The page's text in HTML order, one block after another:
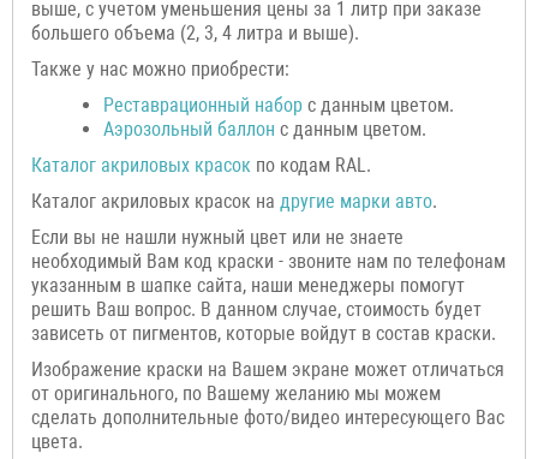
выше, с учетом уменьшения цены за 1 литр при заказе
большего объема (2, 3, 4 литра и выше).
Также у нас можно приобрести:
Реставрационный набор с данным цветом.
Аэрозольный баллон с данным цветом.
Каталог акриловых красок по кодам RAL.
Каталог акриловых красок на другие марки авто.
Если вы не нашли нужный цвет или не знаете
необходимый Вам код краски - звоните нам по телефонам
указанным в шапке сайта, наши менеджеры помогут
решить Ваш вопрос. В данном случае, стоимость будет
зависеть от пигментов, которые войдут в состав краски.
Изображение краски на Вашем экране может отличаться
от оригинального, по Вашему желанию мы можем
сделать дополнительные фото/видео интересующего Вас
цвета.